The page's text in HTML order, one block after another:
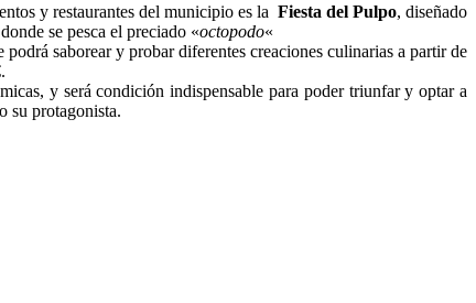
y restaurantes del municipio es la Fiesta del Pulpo, diseñado
se pesca el preciado «octopodo«
saborear y probar diferentes creaciones culinarias a partir de
y será condición indispensable para poder triunfar y optar a
su protagonista.